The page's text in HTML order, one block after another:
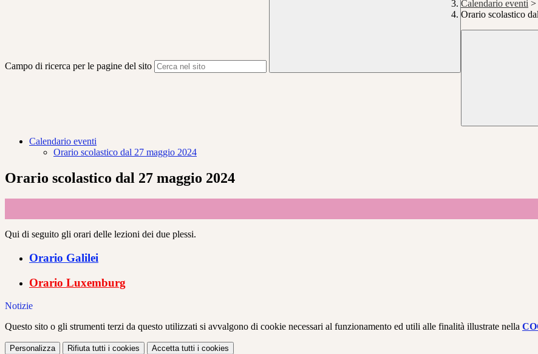
Campo di ricerca per le pagine del sito
Calendario eventi >
Orario scolastico
Calendario eventi
Orario scolastico dal 27 maggio 2024
Orario scolastico dal 27 maggio 2024
Qui di seguito gli orari delle lezioni dei due plessi.
Orario Galilei
Orario Luxemburg
Notizie
Questo sito o gli strumenti terzi da questo utilizzati si avvalgono di cookie necessari al funzionamento ed utili alle finalità illustrate nella
Personalizza Rifiuta tutti i cookies Accetta tutti i cookies